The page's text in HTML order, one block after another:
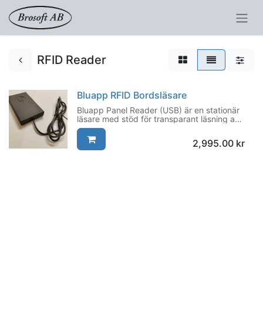
RFID Reader
Bluapp RFID Bordsläsare
Bluapp Panel Reader (USB) är en stationär
läsare med stöd för transparant läsning av
125KHz och 13,56MHz RFID-taggar och
kort.
Med stort stöd för att tolka olika2,995.00 kr